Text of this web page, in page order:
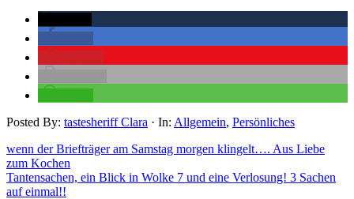
Posted By: tastesheriff Clara · In: Allgemein, Persönliches
wenn der Briefträger am Samstag morgen klingelt…. Aus Liebe
zum Kochen
Tantensachen, ein Blick in Wolke 7 und eine Verlosung! 3 Sachen
auf einmal!!